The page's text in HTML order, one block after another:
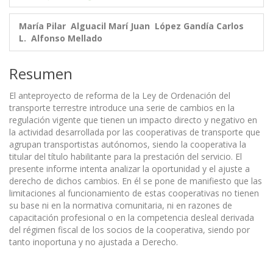
María Pilar Alguacil Marí Juan López Gandía Carlos
L. Alfonso Mellado
Resumen
El anteproyecto de reforma de la Ley de Ordenación del
transporte terrestre introduce una serie de cambios en la
regulación vigente que tienen un impacto directo y negativo en
la actividad desarrollada por las cooperativas de transporte que
agrupan transportistas autónomos, siendo la cooperativa la
titular del título habilitante para la prestación del servicio. El
presente informe intenta analizar la oportunidad y el ajuste a
derecho de dichos cambios. En él se pone de manifiesto que las
limitaciones al funcionamiento de estas cooperativas no tienen
su base ni en la normativa comunitaria, ni en razones de
capacitación profesional o en la competencia desleal derivada
del régimen fiscal de los socios de la cooperativa, siendo por
tanto inoportuna y no ajustada a Derecho.